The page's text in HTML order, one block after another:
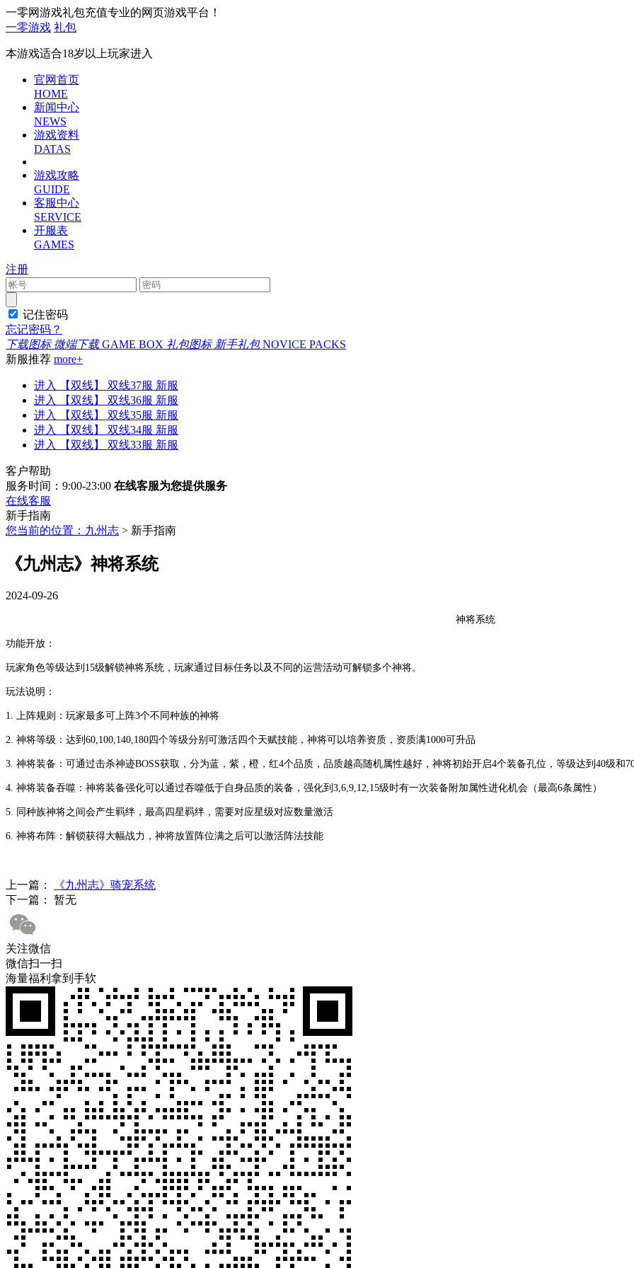
一零网游戏礼包充值专业的网页游戏平台！
一零游戏 礼包
本游戏适合18岁以上玩家进入
官网首页
HOME
新闻中心
NEWS
游戏资料
DATAS
游戏攻略
GUIDE
客服中心
SERVICE
开服表
GAMES
注册
记住密码
忘记密码？
下载图标 微端下载 GAME BOX 礼包图标 新手礼包 NOVICE PACKS
新服推荐 more+
进入 【双线】 双线37服 新服
进入
【双线】 双线36服 新服
进入
【双线】 双线35服 新服
进入
【双线】 双线34服 新服
进入
【双线】 双线33服 新服
客户帮助
服务时间：9:00-23:00 在线客服为您提供服务
在线客服
新手指南
您当前的位置：九州志 > 新手指南
《九州志》神将系统
2024-09-26
神将系统
功能开放：
玩家角色等级达到 15级解锁神将系统，玩家通过目标任务以及不同的运营活动可解锁多个神将。
玩法说明：
1. 上阵规则：玩家最多可上阵3个不同种族的神将
2. 神将等级：达到 60,100,140,180四个等级分别可激活四个天赋技能，神将可以培养资质，资质满1000可升品
3. 神将装备：可通过击杀神迹BOSS获取，分为蓝，紫，橙，红4个品质，品质越高随机属性越好，神将初始开启4个装备孔位，等级达到40级和
4. 神将装备吞噬：神将装备强化可以通过吞噬低于自身品质的装备，强化到 3,6,9,12,15级时有一次装备附加属性进化机会（最高6条属性）
5. 同种族神将之间会产生羁绊，最高四星羁绊，需要对应星级对应数量激活
6. 神将布阵：解锁获得大幅战力，神将放置阵位满之后可以激活阵法技能
上一篇：
《九州志》骑宠系统
下一篇： 暂无
关注微信
微信扫一扫
海量福利拿到手软